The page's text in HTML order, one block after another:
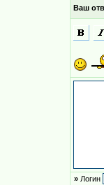
Ваш
» Логин